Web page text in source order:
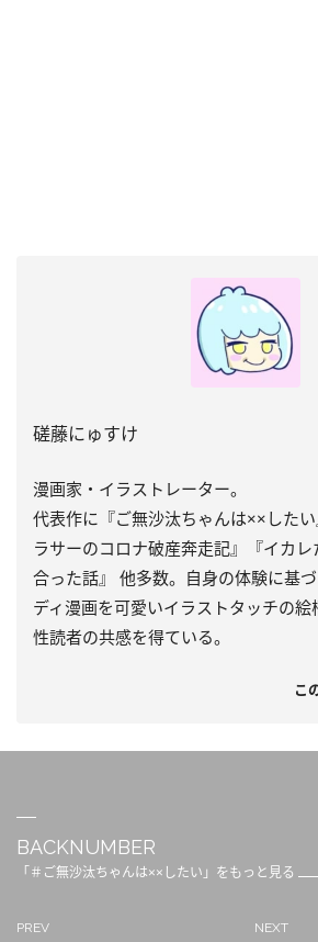
磋藤にゅすけ
漫画家・イラストレーター。
代表作に『ご無沙汰ちゃんは××した
ラサーのコロナ破産奔走記』『イカ
合った話』 他多数。自身の体験に基
ディ漫画を可愛いイラストタッチの
性読者の共感を得ている。
こ
BACKNUMBER
「＃ご無沙汰ちゃんは××したい」をもっと見る
PREV NEXT